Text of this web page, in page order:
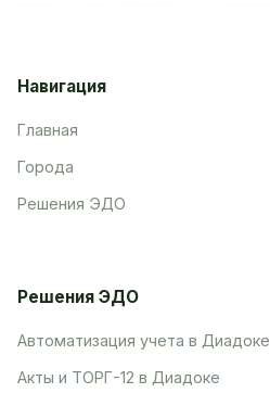
Навигация
Главная
Города
Решения ЭДО
Решения ЭДО
Автоматизация учета в Диадоке
Акты и ТОРГ-12 в Диадоке